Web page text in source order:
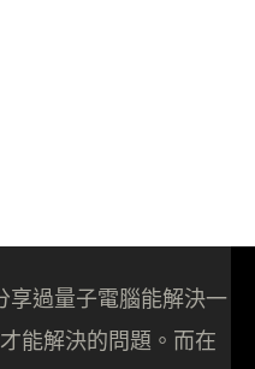
過量子電腦能解決一
能解決的問題。而在